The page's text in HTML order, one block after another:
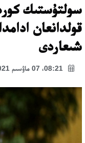
سولتۇستىك
قولدانعان
شىعاردى